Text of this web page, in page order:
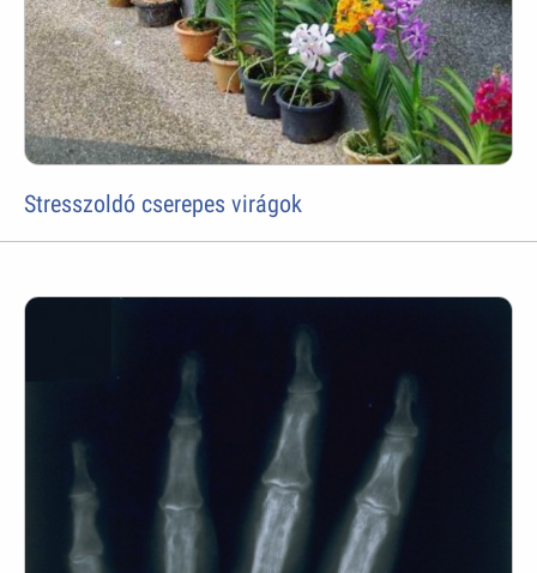
Stresszoldó cserepes virágok